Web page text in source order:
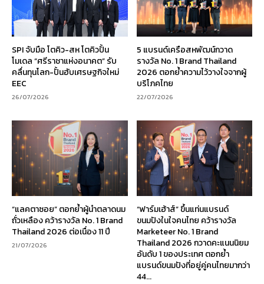
SPI จับมือ โตคิว-สห โตคิวปั้น
โมเดล “ศรีราชาแห่งอนาคต” รับ
คลื่นทุนโลก-ปั้นฮับเศรษฐกิจใหม่
EEC
26/07/2026
5 แบรนด์เครือสหพัฒน์กวาด
รางวัล No. 1 Brand Thailand
2026 ตอกย้ำความไว้วางใจจากผู้
บริโภคไทย
22/07/2026
“แลคตาซอย” ตอกย้ำผู้นำตลาดนม
ถั่วเหลือง คว้ารางวัล No. 1 Brand
Thailand 2026 ต่อเนื่อง 11 ปี
21/07/2026
“ฟาร์มเฮ้าส์” ขึ้นแท่นแบรนด์
ขนมปังในใจคนไทย คว้ารางวัล
Marketeer No. 1 Brand
Thailand 2026 กวาดคะแนนนิยม
อันดับ 1 ของประเทศ ตอกย้ำ
แบรนด์ขนมปังที่อยู่คู่คนไทยมากว่า
44...